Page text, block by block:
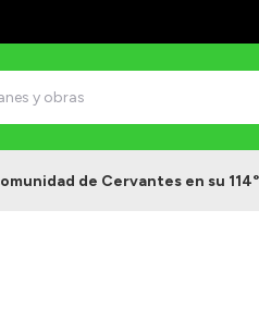
de Cervantes en su